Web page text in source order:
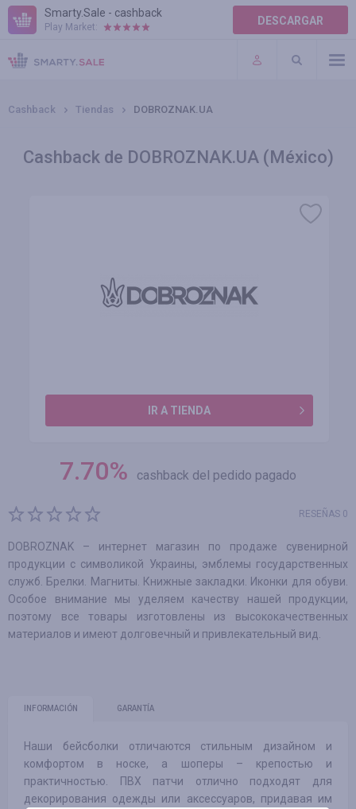
Smarty.Sale - cashback
Play Market: DESCARGAR
AYUDA
TÉRMINOS DE USO
Cashback Tiendas DOBROZNAK.UA
Cashback de DOBROZNAK.UA (México)
IR A TIENDA
7.70% cashback del pedido pagado
RESEÑAS 0
DOBROZNAK – интернет магазин по продаже сувенирной
продукции с символикой Украины, эмблемы государственных
служб. Брелки. Магниты. Книжные закладки. Иконки для обуви.
Особое внимание мы уделяем качеству нашей продукции,
поэтому все товары изготовлены из высококачественных
материалов и имеют долговечный и привлекательный вид.
INFORMACIÓN GARANTÍA
Наши бейсболки отличаются стильным дизайном и
комфортом в носке, а шоперы – крепостью и
практичностью. ПВХ патчи отлично подходят для
декорирования одежды или аксессуаров, придавая им